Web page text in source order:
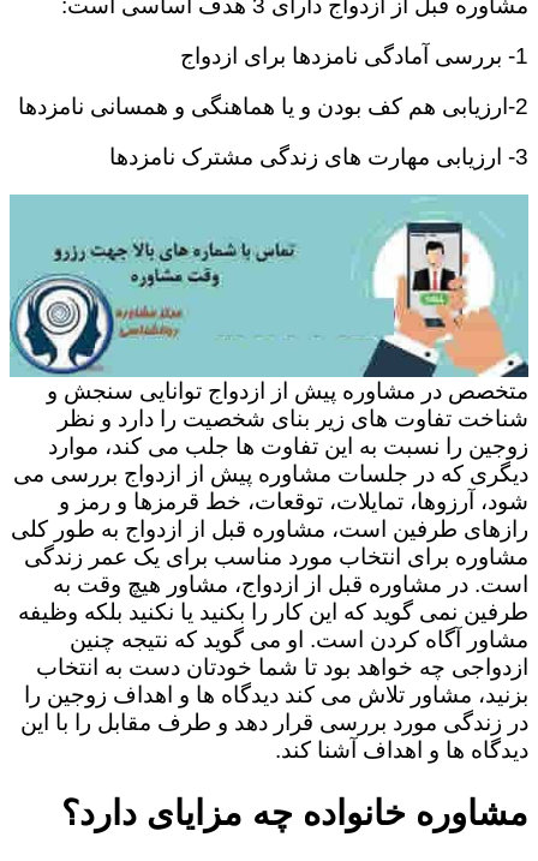
مشاوره قبل از ازدواج دارای 3 هدف اساسی است:
1- بررسی آمادگی نامزدها برای ازدواج
2-ارزیابی هم کف بودن و یا هماهنگی و همسانی نامزدها
3- ارزیابی مهارت های زندگی مشترک نامزدها
متخصص در مشاوره پیش از ازدواج توانایی سنجش و
شناخت تفاوت های زیر بنای شخصیت را دارد و نظر
زوجین را نسبت به این تفاوت ها جلب می کند، موارد
دیگری که در جلسات مشاوره پیش از ازدواج بررسی می
شود، آرزوها، تمایلات، توقعات، خط قرمزها و رمز و
رازهای طرفین است، مشاوره قبل از ازدواج به طور کلی
مشاوره برای انتخاب مورد مناسب برای یک عمر زندگی
است. در مشاوره قبل از ازدواج، مشاور هیچ وقت به
طرفین نمی گوید که این کار را بکنید یا نکنید بلکه وظیفه
مشاور آگاه کردن است. او می گوید که نتیجه چنین
ازدواجی چه خواهد بود تا شما خودتان دست به انتخاب
بزنید، مشاور تلاش می کند دیدگاه ها و اهداف زوجین را
در زندگی مورد بررسی قرار دهد و طرف مقابل را با این
دیدگاه ها و اهداف آشنا کند.
مشاوره خانواده چه مزایای دارد؟